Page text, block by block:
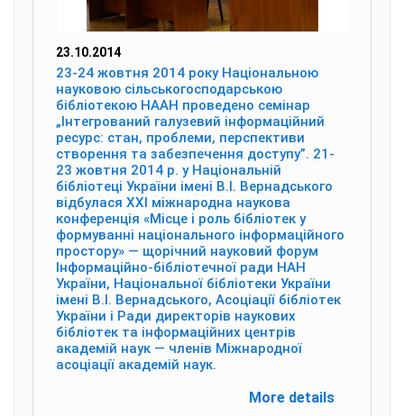
23.10.2014
23-24 жовтня 2014 року Національною
науковою сільськогосподарською
бібліотекою НААН проведено семінар
„Інтегрований галузевий інформаційний
ресурс: стан, проблеми, перспективи
створення та забезпечення доступу”. 21-
23 жовтня 2014 р. у Національній
бібліотеці України імені В.І. Вернадського
відбулася ХХІ міжнародна наукова
конференція «Місце і роль бібліотек у
формуванні національного інформаційного
простору» — щорічний науковий форум
Інформаційно-бібліотечної ради НАН
України, Національної бібліотеки України
імені В.І. Вернадського, Асоціації бібліотек
України і Ради директорів наукових
бібліотек та інформаційних центрів
академій наук — членів Міжнародної
асоціації академій наук.
More details